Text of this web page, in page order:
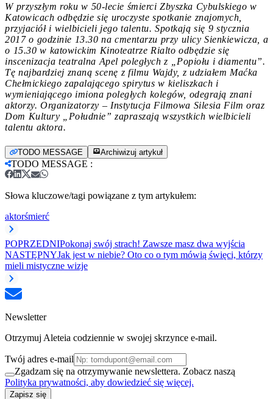
W przyszłym roku w 50-lecie śmierci Zbyszka Cybulskiego w
Katowicach odbędzie się uroczyste spotkanie znajomych,
przyjaciół i wielbicieli jego talentu. Spotkają się 9 stycznia
2017 o godzinie 13.30 na cmentarzu przy ulicy Sienkiewicza, a
o 15.30 w katowickim Kinoteatrze Rialto odbędzie się
inscenizacja teatralna Apel poległych z „Popiołu i diamentu”.
Tę najbardziej znaną scenę z filmu Wajdy, z udziałem Maćka
Chełmickiego zapalającego spirytus w kieliszkach i
wymieniającego imiona poległych kolegów, odegrają znani
aktorzy. Organizatorzy – Instytucja Filmowa Silesia Film oraz
Dom Kultury „Południe” zapraszają wszystkich wielbicieli
talentu aktora.
TODO MESSAGE Archiwizuj artykuł
TODO MESSAGE :
Słowa kluczowe/tagi powiązane z tym artykułem:
aktorśmierć
POPRZEDNIPokonaj swój strach! Zawsze masz dwa wyjścia
NASTĘPNYJak jest w niebie? Oto co o tym mówią święci, którzy
mieli mistyczne wizje
Newsletter
Otrzymuj Aleteia codziennie w swojej skrzynce e-mail.
Twój adres e-mail
Zgadzam się na otrzymywanie newslettera. Zobacz naszą
Polityka prywatności, aby dowiedzieć się więcej.
Zapisz się